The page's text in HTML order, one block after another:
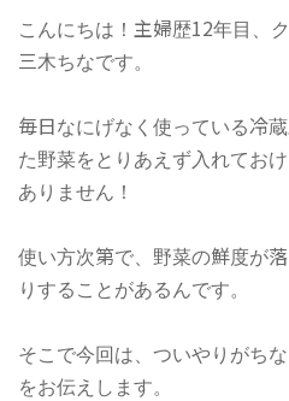
こんにちは！主婦歴12年目、
三木ちなです。
毎日なにげなく使っている冷
た野菜をとりあえず入れてお
ありません！
使い方次第で、野菜の鮮度が
りすることがあるんです。
そこで今回は、ついやりがち
をお伝えします。